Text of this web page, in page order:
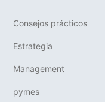
Consejos prácticos
Estrategia
Management
pymes